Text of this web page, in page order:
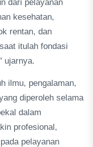
dari pelayanan
kesehatan,
rentan, dan
itulah fondasi
ujarnya.
ilmu, pengalaman,
diperoleh selama
dalam
profesional,
pelayanan